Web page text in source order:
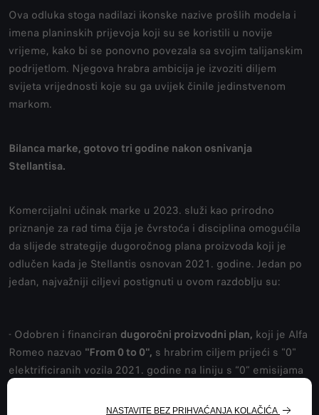
Ova odluka stoga nadilazi ikonske nazive prošlih modela i
imena planinskih prijevoja koji su se koristili u novije
vrijeme, kako bi se ponovno povezala sa svojim talijanskim
podrijetlom. Njegova hrabra ambicija je izvoziti diljem
svijeta vrijednosti koje su ga uvijek činile jedinstvenom
markom.
Bilanca marke, gotovo tri godine nakon osnivanja
Stellantisa.
Komercijalni učinak marke u 2023. služi kao prirodno
priznanje za rad tima čija je čvrstoća i disciplina omogućila
da slijede strategije dugoročnog plana proizvoda koji je
odlučen kada je Stellantis osnovan 2021. godine. Jedan po
jedan, najvažniji ciljevi postignuti u ovom razdoblju su:
- Odobren i financiran dugoročni proizvodni plan, koji je Alfa
Romeo nazvao "From 0 to 0", s hrabrim ciljem prijeći s "0"
elektrificiranih vozila 2021. godine na liniju s “0” emisijama
energiju u cijelom automobilskom svijetu. S jednim novim